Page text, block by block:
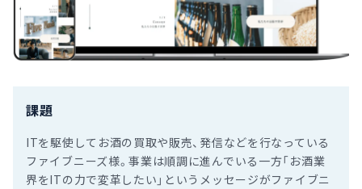
課題
ITを駆使してお酒の買取や販売、発信などを行なっている
ファイブニーズ様。事業は順調に進んでいる一方「お酒業
界をITの力で変革したい」というメッセージがファイブニ